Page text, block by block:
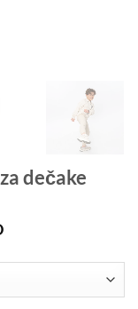
dečake
Trenutna
1,759.20 RSD.